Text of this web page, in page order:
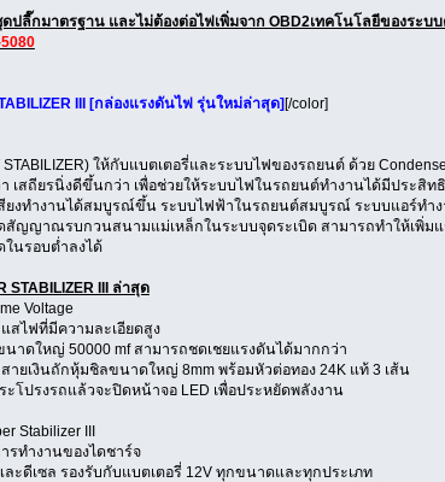
ปลี๊กมาตรฐาน และไม่ต้องต่อไฟเพิ่มจาก OBD2เทคโนโลยีของระบ
III [กล่องแรงดันไฟ รุ่นใหม่ล่าสุด][/color]
ให้กับแบตเตอรี่และระบบไฟของรถยนต์ ด้วย
สถียรนิ่งดีขึ้นกว่า เพื่อช่วยให้ระบบไฟในรถยนต์ทำงานได้มีประสิทธิ
สียงทำงานได้สมบูรณ์ขึ้น ระบบไฟฟ้าในรถยนต์สมบูรณ์ ระบบแอร์ท
สัญญาณรบกวนสนามแม่เหล็กในระบบจุดระเบิด สามารถทำให้เพิ่ม
ในรอบต่ำลงได้
III ล่าสุด
Voltage
แสไฟที่มีความละเอียดสูง
นาดใหญ่ 50000 mf สามารถชดเชยแรงดันได้มากกว่า
สายเงินถักหุ้มชิลขนาดใหญ่ 8mm พร้อมหัวต่อทอง 24K แท้ 3 เส้น
ะโปรงรถแล้วจะปิดหน้าจอ LED เพื่อประหยัดพลังงาน
Stabilizer III
รทำงานของไดชาร์จ
ะดีเซล รองรับกับแบตเตอรี่ 12V ทุกขนาดและทุกประเภท